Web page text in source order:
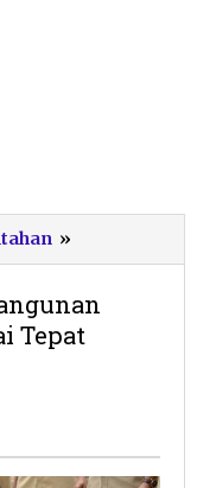
»
Berharap
Fasilitas
Air
Tepat